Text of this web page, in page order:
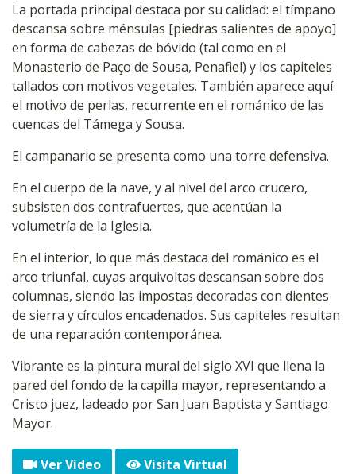
La portada principal destaca por su calidad: el tímpano
descansa sobre ménsulas [piedras salientes de apoyo]
en forma de cabezas de bóvido (tal como en el
Monasterio de Paço de Sousa, Penafiel) y los capiteles
tallados con motivos vegetales. También aparece aquí
el motivo de perlas, recurrente en el románico de las
cuencas del Támega y Sousa.
El campanario se presenta como una torre defensiva.
En el cuerpo de la nave, y al nivel del arco crucero,
subsisten dos contrafuertes, que acentúan la
volumetría de la Iglesia.
En el interior, lo que más destaca del románico es el
arco triunfal, cuyas arquivoltas descansan sobre dos
columnas, siendo las impostas decoradas con dientes
de sierra y círculos encadenados. Sus capiteles resultan
de una reparación contemporánea.
Vibrante es la pintura mural del siglo XVI que llena la
pared del fondo de la capilla mayor, representando a
Cristo juez, ladeado por San Juan Baptista y Santiago
Mayor.
Ver Vídeo
Visita Virtual